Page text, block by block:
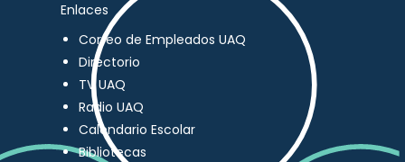
Enlaces
Correo de Empleados UAQ
Directorio
TV UAQ
Radio UAQ
Calendario Escolar
Bibliotecas